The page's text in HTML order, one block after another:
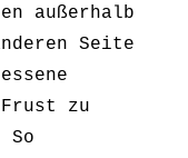
außerhalb
Seite
zu
So